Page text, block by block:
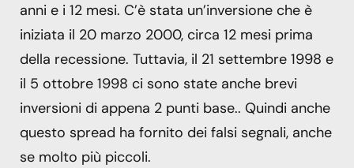
anni e i 12 mesi. C’è stata un’inversione che è
iniziata il 20 marzo 2000, circa 12 mesi prima
della recessione. Tuttavia, il 21 settembre 1998 e
il 5 ottobre 1998 ci sono state anche brevi
inversioni di appena 2 punti base.. Quindi anche
questo spread ha fornito dei falsi segnali, anche
se molto più piccoli.